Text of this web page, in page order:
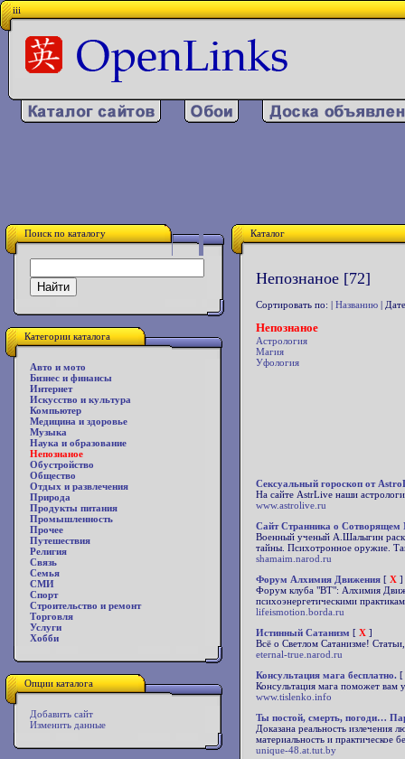
iii
Поиск по каталогу
Категории каталога
Авто и мото
Бизнес и финансы
Интернет
Искусство и культура
Компьютер
Медицина и здоровье
Музыка
Наука и образование
Непознаное
Обустройство
Общество
Отдых и развлечения
Природа
Продукты питания
Промышленность
Прочее
Путешествия
Религия
Связь
Семья
СМИ
Спорт
Строительство и ремонт
Торговля
Услуги
Хобби
Опции каталога
Добавить сайт
Изменить данные
Каталог
Непознаное [72]
Сортировать по: | Названию |
Непознаное
Астрология
Магия
Уфология
Сексуальный гороскоп от
На сайте AstrLive наши
www.astrolive.ru
Сайт Странника о
Военный ученый А.Шалыгин
тайны. Психотронное оружие.
shamaim.narod.ru
Форум Алхимия Движения [ X ]
Форум клуба "ВТ": Алхимия
психоэнергетическими
lifeismotion.borda.ru
Истинный Сатанизм [ X ]
Всё о Светлом Сатанизме!
eternal-true.narod.ru
Консультация мага бесплатно. [
Консультация мага поможет вам
www.tislenko.info
Ты постой, смерть, погоди…
Доказана реальность излечения
материальность и практическое
unique-48.at.tut.by